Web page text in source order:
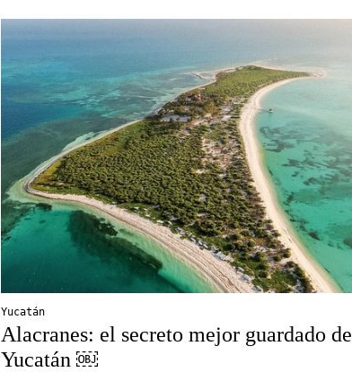
Yucatán
Alacranes: el secreto mejor guardado de
Yucatán ￼